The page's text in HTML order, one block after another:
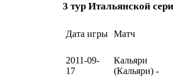
3 тур Итальянской
Дата игры Матч
2011-09-
17
Кальяри
(Кальяри) -